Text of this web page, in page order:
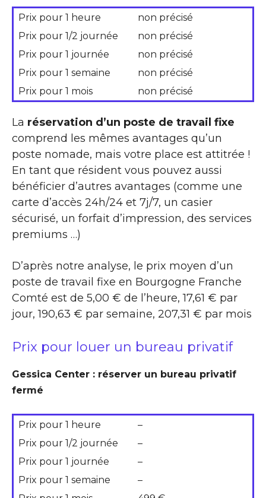
Prix pour 1 heure
non précisé
Prix pour 1/2 journée
non précisé
Prix pour 1 journée
non précisé
Prix pour 1 semaine
non précisé
Prix pour 1 mois
non précisé
La réservation d’un poste de travail fixe
comprend les mêmes avantages qu’un
poste nomade, mais votre place est attitrée !
En tant que résident vous pouvez aussi
bénéficier d’autres avantages (comme une
carte d’accès 24h/24 et 7j/7, un casier
sécurisé, un forfait d’impression, des services
premiums …)
D’après notre analyse, le prix moyen d’un
poste de travail fixe en Bourgogne Franche
Comté est de 5,00 € de l’heure, 17,61 € par
jour, 190,63 € par semaine, 207,31 € par mois
Prix pour louer un bureau privatif
Gessica Center : réserver un bureau privatif
fermé
Prix pour 1 heure
–
Prix pour 1/2 journée
–
Prix pour 1 journée
–
Prix pour 1 semaine
–